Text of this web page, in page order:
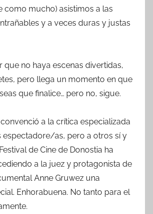
como mucho) asistimos a las
y a veces duras y justas
que no haya escenas divertidas,
pero llega un momento en que
que finalice… pero no, sigue.
a la crítica especializada
as, pero a otros sí y
de Cine de Donostia ha
a la juez y protagonista de
Anne Gruwez una
Enhorabuena. No tanto para el